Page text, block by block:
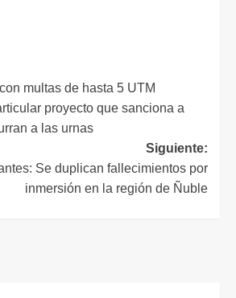
multas de hasta 5 UTM
proyecto que sanciona a
a las urnas
Siguiente:
Se duplican fallecimientos por
inmersión en la región de Ñuble